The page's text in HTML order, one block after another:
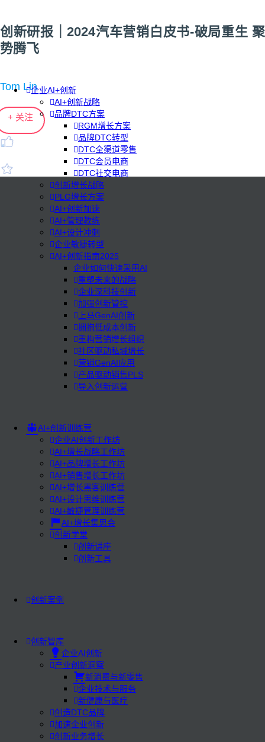
企业AI+创新
AI+创新战略
品牌DTC方案
RGM增长方案
品牌DTC转型
DTC全渠道零售
DTC会员电商
DTC社交电商
创新增长战略
PLG增长方案
AI+创新加速
AI+管理教练
AI+设计冲刺
企业敏捷转型
AI+创新指南2025
企业如何快速采用AI
重塑未来的战略
企业深科技创新
加强创新管控
上马GenAI创新
拥抱低成本创新
重构营销增长组织
社区驱动私域增长
营销GenAI应用
产品驱动销售PLS
导入创新运营
AI+创新训练营
企业AI创新工作坊
AI+增长战略工作坊
AI+品牌增长工作坊
AI+销售增长工作坊
AI+增长黑客训练营
AI+设计思维训练营
AI+敏捷管理训练营
AI+增长集思会
创新学堂
创新讲座
创新工具
创新案例
创新智库
企业AI创新
产业创新洞察
新消费与新零售
企业技术与服务
新健康与医疗
创造DTC品牌
加速企业创新
创新业务增长
创新研报｜2024汽车营销白皮书-破局重生 聚
势腾飞
Tom Lin
+ 关注